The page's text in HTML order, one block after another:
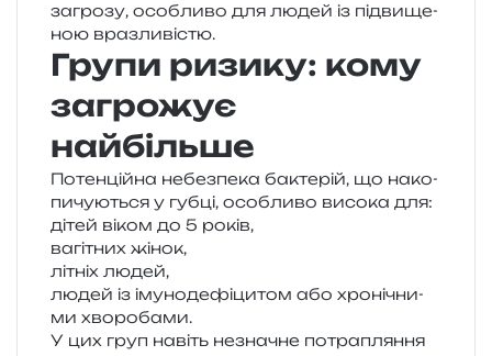
загро­зу, осо­бли­во для людей із під­ви­ще­
ною вразливістю.
Групи ризику: кому
загрожує
найбільше
Потенційна небез­пе­ка бакте­рій, що нако­
пи­чу­ю­ться у губці, осо­бли­во висо­ка для:
дітей віком до 5 років,
вагі­тних жінок,
літніх людей,
людей із іму­но­де­фі­ци­том або хро­ні­чни­
ми хворобами.
У цих груп навіть незна­чне потра­пля­н­ня